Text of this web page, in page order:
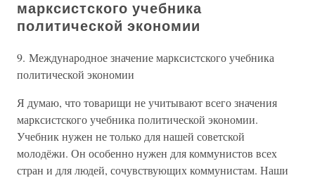
марксистского учебника
политической экономии
9. Международное значение марксистского учебника
политической экономии
Я думаю, что товарищи не учитывают всего значения
марксистского учебника политической экономии.
Учебник нужен не только для нашей советской
молодёжи. Он особенно нужен для коммунистов всех
стран и для людей, сочувствующих коммунистам. Наши